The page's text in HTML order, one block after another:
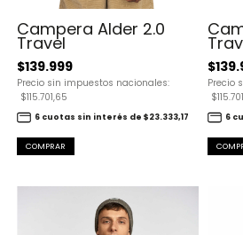
Campera Alder 2.0
Travel
$139.999
Precio sin impuestos nacionales:
$115.701,65
6 cuotas sin interés de $23.333,17
COMPRAR
Precio
6